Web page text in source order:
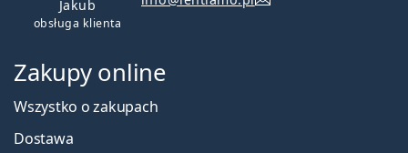
Jakub
obsługa klienta
Zakupy online
Wszystko o zakupach
Dostawa